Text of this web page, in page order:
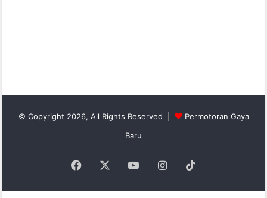
© Copyright 2026, All Rights Reserved |
Permotoran Gaya
Baru
Facebook YouTubeInstagram